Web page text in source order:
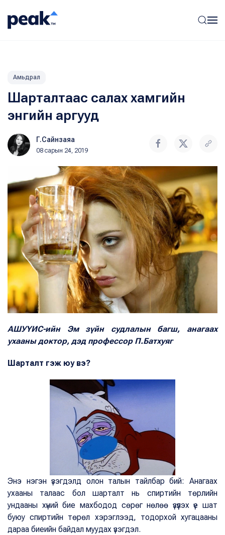
Амьдрал
Шарталтаас салах хамгийн
энгийн аргууд
Г.Сайнзаяа
08 сарын 24, 2019
АШУҮИС-ийн Эм зүйн судлалын багш, анагаах
ухааны доктор, дэд профессор П.Батхуяг
Шарталт гэж юу вэ?
Энэ нэгэн үзэгдэлд олон талын тайлбар бий: Анагаах
ухааны талаас бол шарталт нь спиртийн төрлийн
ундааны хүний бие махбодод сөрөг нөлөө үзүүлэх үе шат
буюу спиртийн төрөл хэрэглээд, тодорхой хугацааны
дараа биеийн байдал муудах үзэгдэл.